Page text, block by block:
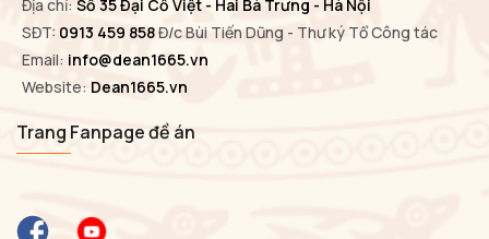
Địa chỉ: Số 35 Đại Cồ Việt - Hai Bà Trưng - Hà Nội
SĐT: 0913 459 858Đ/c Bùi Tiến Dũng - Thư ký Tổ Công tác
Email: info@dean1665.vn
Website: Dean1665.vn
Trang Fanpage đề án